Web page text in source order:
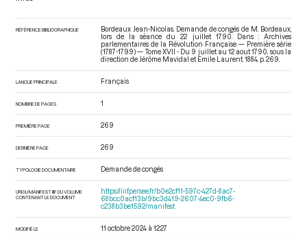
RÉFÉRENCE BIBLIOGRAPHIQUE
Bordeaux Jean-Nicolas. Demande de congés de M. Bordeaux,
lors de la séance du 22 juillet 1790. Dans : Archives
parlementaires de la Révolution Française — Première série
(1787-1799) — Tome XVII - Du 9 juillet au 12 aout 1790 , sous la
direction de Jérôme Mavidal et Emile Laurent. 1884. p. 269.
LANGUE PRINCIPALE Français
NOMBRE DE PAGES 1
PREMIÈRE PAGE 269
DERNIÈRE PAGE 269
TYPOLOGIE DOCUMENTAIRE Demande de congés
URI DU MANIFEST IIIF DU VOLUME
CONTENANT LE DOCUMENT
https://iiif.persee.fr/b0e2cf11-597c-427d-8ac7-
68bcc0acf13b/9bc3d419-2607-4ec0-9fb6-
c238b3be1592/manifest
MODIFIÉ LE 11 octobre 2024 à 12:27